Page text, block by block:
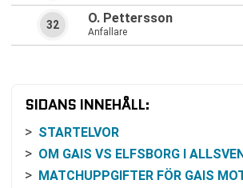
O. Pettersson
Anfallare
32
SIDANS INNEHÅLL:
STARTELVOR
OM GAIS VS ELFSBORG I
MATCHUPPGIFTER FÖR GAIS